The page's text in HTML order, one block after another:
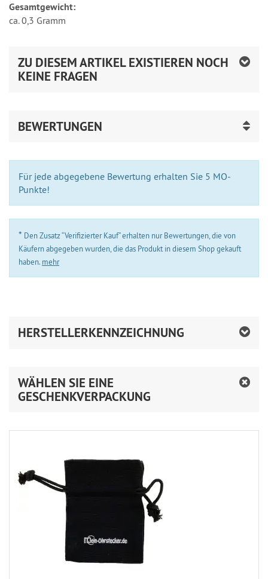
Gesamtgewicht:
ca. 0,3 Gramm
ZU DIESEM ARTIKEL EXISTIEREN NOCH
KEINE FRAGEN
BEWERTUNGEN
Für jede abgegebene Bewertung erhalten Sie 5 MO-
Punkte!
* Den Zusatz “Verifizierter Kauf” erhalten nur Bewertungen, die von
Käufern abgegeben wurden, die das Produkt in diesem Shop gekauft
haben. mehr
HERSTELLERKENNZEICHNUNG
WÄHLEN SIE EINE
GESCHENKVERPACKUNG